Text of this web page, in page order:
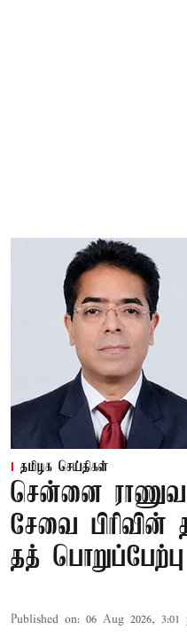
தமிழக செய்திகள்
சென்னை
சேவை
தத் பொறுப்பேற்பு
Published on: 06 Aug 2026, 3:01